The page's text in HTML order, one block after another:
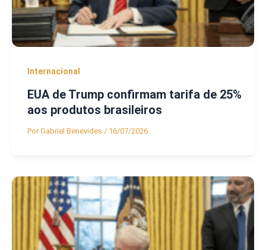
Internacional
EUA de Trump confirmam tarifa de 25%
aos produtos brasileiros
PorGabriel Benevides / 16/07/2026